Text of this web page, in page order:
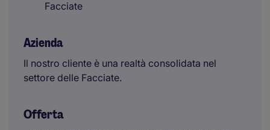
Facciate
Azienda
Il nostro cliente è una realtà consolidata nel
settore delle Facciate.
Offerta